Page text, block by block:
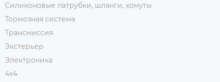
Силиконовые патрубки, шланги, хомуты
Тормозная система
Трансмиссия
Экстерьер
Электроника
4x4